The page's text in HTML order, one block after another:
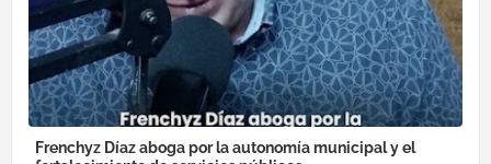
Frenchyz Díaz aboga por la autonomía municipal y el